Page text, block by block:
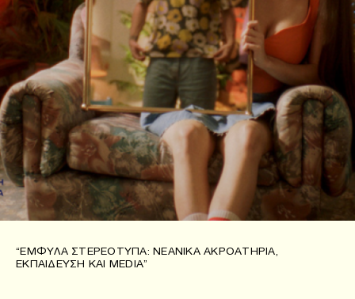
“ΈΜΦΥΛΑ ΣΤΕΡΕΌΤΥΠΑ: ΝΕΑΝΙΚΆ ΑΚΡΟΑΤΉΡΙΑ,
ΕΚΠΑΊΔΕΥΣΗ ΚΑΙ MEDIA”